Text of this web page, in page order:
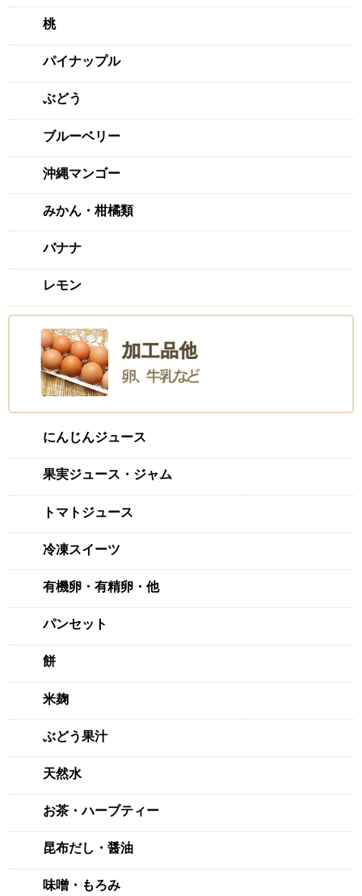
桃
パイナップル
ぶどう
ブルーベリー
沖縄マンゴー
みかん・柑橘類
バナナ
レモン
にんじんジュース
果実ジュース・ジャム
トマトジュース
冷凍スイーツ
有機卵・有精卵・他
パンセット
餅
米麹
ぶどう果汁
天然水
お茶・ハーブティー
昆布だし・醤油
味噌・もろみ